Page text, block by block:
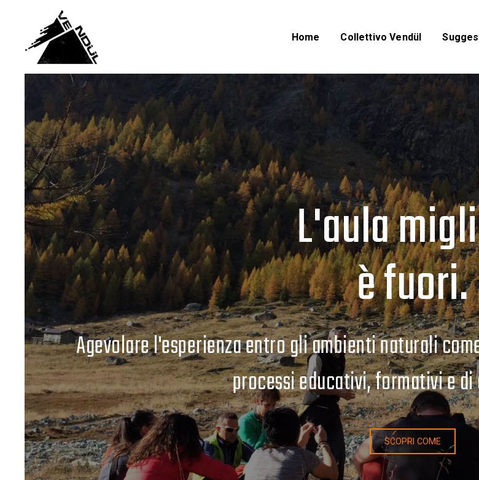
Home Collettivo VendüI
L'aula
è fuori.
Agevolare l'esperienza entro gli ambienti naturali
processi educativi, formativi e
SCOPRI COME